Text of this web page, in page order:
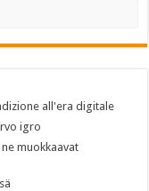
all'era digitale
igro
muokkaavat